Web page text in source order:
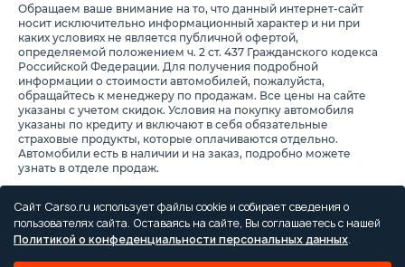
Обращаем ваше внимание на то, что данный интернет-сайт
носит исключительно информационный характер и ни при
каких условиях не является публичной офертой,
определяемой положением ч. 2 ст. 437 Гражданского кодекса
Российской Федерации. Для получения подробной
информации о стоимости автомобилей, пожалуйста,
обращайтесь к менеджеру по продажам. Все цены на сайте
указаны с учетом скидок. Условия на покупку автомобиля
указаны по кредиту и включают в себя обязательные
страховые продукты, которые оплачиваются отдельно.
Автомобили есть в наличии и на заказ, подробно можете
узнать в отделе продаж.
Предоставляя свои персональные данные и используя
настоящий веб-сайт, Вы соглашаетесь с обработкой Ваших
персональных данных и принимаете условия их обработки.
Сайт Carso.ru использует файлы cookie и собирает сведения о
пользователях сайта. Оставаясь на сайте, Вы соглашаетесь с нашей
Политикой о конфеденциальности персональных данных.